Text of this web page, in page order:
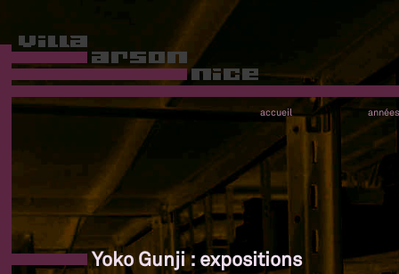
accueil années
Yoko Gunji : expositions